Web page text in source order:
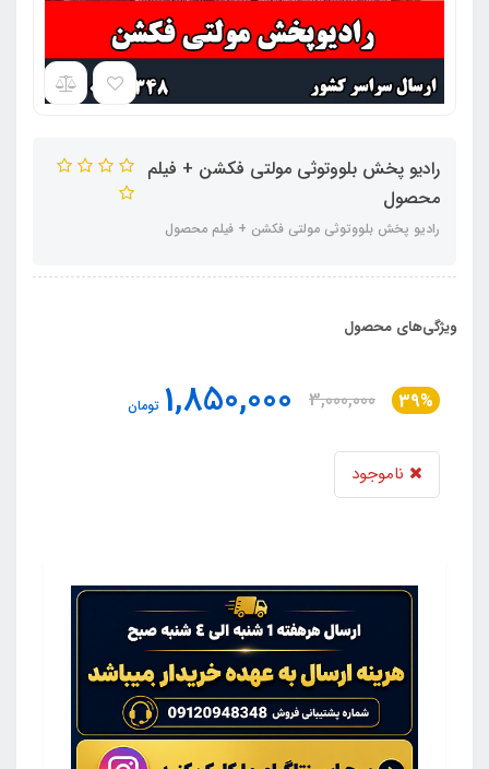
رادیو پخش بلووتوثی مولتی فکشن + فیلم
محصول
رادیو پخش بلووتوثی مولتی فکشن + فیلم محصول
ویژگی‌های محصول
39%
3,000,000
1,850,000 تومان
ناموجود